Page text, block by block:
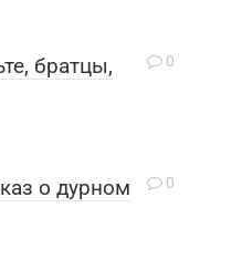
0
братцы,
0
о дурном